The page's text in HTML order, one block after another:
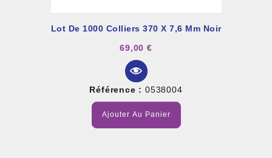
Lot De 1000 Colliers 370 X 7,6 Mm Noir
69,00 €
Référence : 0538004
Ajouter Au Panier